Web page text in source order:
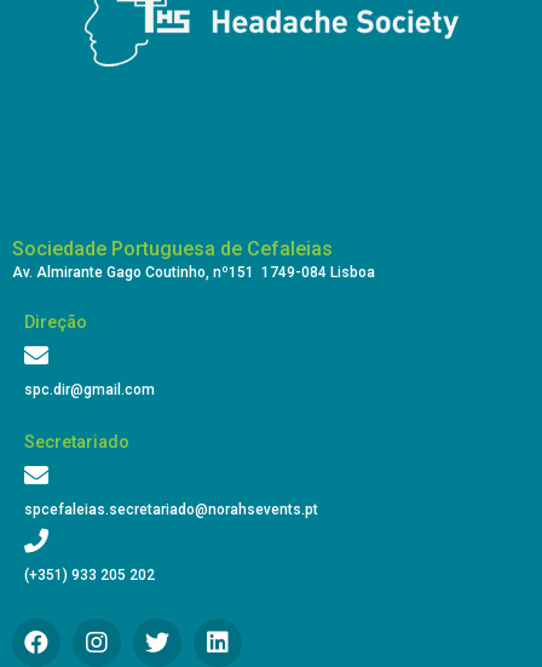
Sociedade Portuguesa de Cefaleias
Av. Almirante Gago Coutinho, nº151 1749-084 Lisboa
Direção
spc.dir@gmail.com
Secretariado
spcefaleias.secretariado@norahsevents.pt
(+351) 933 205 202